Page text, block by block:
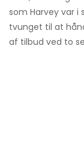
som Harvey var
tvunget til at
af tilbud ved to